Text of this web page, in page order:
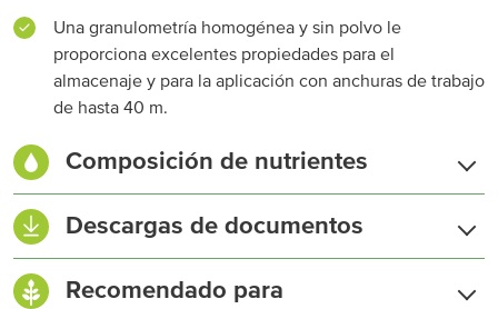
Una granulometría homogénea y sin polvo le
proporciona excelentes propiedades para el
almacenaje y para la aplicación con anchuras de trabajo
de hasta 40 m.
Composición de nutrientes
Nitrógeno (N) total
Nitrógeno nítrico (N-NO₃)
Descargas de documentos
Ficha TécnicaRecomendado para